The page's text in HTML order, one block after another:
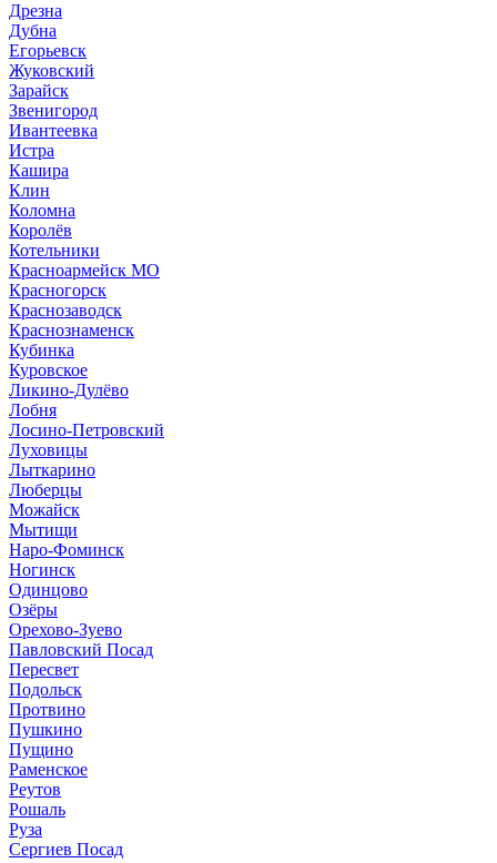
Дрезна
Дубна
Егорьевск
Жуковский
Зарайск
Звенигород
Ивантеевка
Истра
Кашира
Клин
Коломна
Королёв
Котельники
Красноармейск МО
Красногорск
Краснозаводск
Краснознаменск
Кубинка
Куровское
Ликино-Дулёво
Лобня
Лосино-Петровский
Луховицы
Лыткарино
Люберцы
Можайск
Мытищи
Наро-Фоминск
Ногинск
Одинцово
Озёры
Орехово-Зуево
Павловский Посад
Пересвет
Подольск
Протвино
Пушкино
Пущино
Раменское
Реутов
Рошаль
Руза
Сергиев Посад